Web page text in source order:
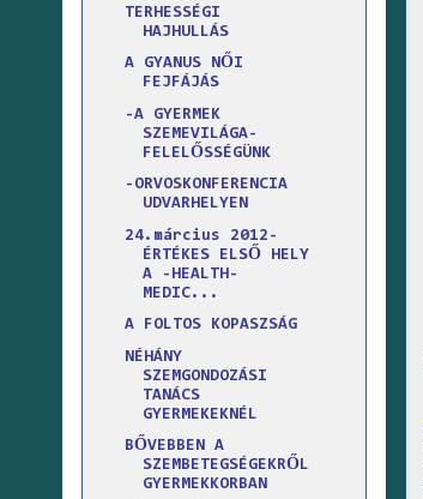
TERHESSÉGI
HAJHULLÁS
A GYANUS NŐI
FEJFÁJÁS
-A GYERMEK
SZEMEVILÁGA-
FELELŐSSÉGÜNK
-ORVOSKONFERENCIA
UDVARHELYEN
24.március 2012-
ÉRTÉKES ELSŐ HELY
A -HEALTH-
MEDIC...
A FOLTOS KOPASZSÁG
NÉHÁNY
SZEMGONDOZÁSI
TANÁCS
GYERMEKEKNÉL
BŐVEBBEN A
SZEMBETEGSÉGEKRŐL
GYERMEKKORBAN